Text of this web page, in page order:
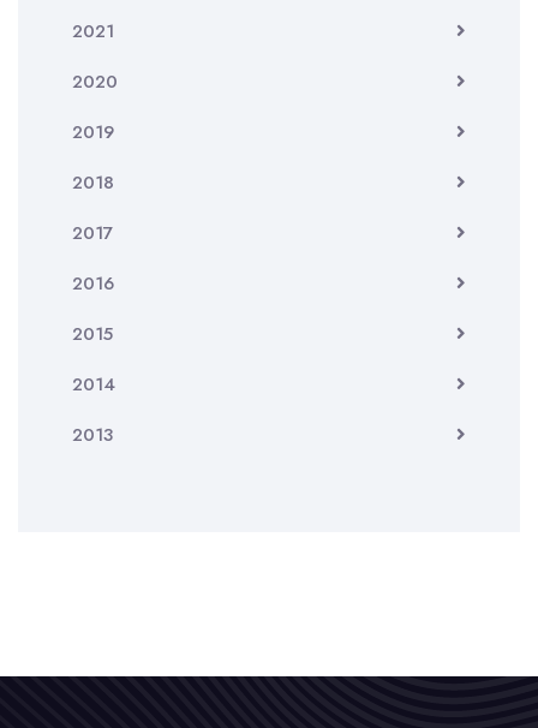
2021
2020
2019
2018
2017
2016
2015
2014
2013